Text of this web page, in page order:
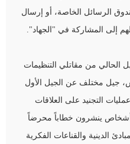
الرسائل الخاصة، أو إرسال
إلى المشاركة في "الجهاد".
الحالي من مقاتلي التنظيمات
جيل مختلف عن الجيل الأول
التجنيد على العلاقات
أشخاص ينشرون خطاباً محرضاً
الدينية والقناعات الفكرية